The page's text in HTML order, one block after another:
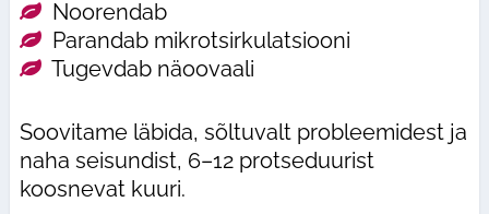
Noorendab
Parandab mikrotsirkulatsiooni
Tugevdab näoovaali
Soovitame läbida, sõltuvalt probleemidest ja
naha seisundist, 6–12 protseduurist
koosnevat kuuri.